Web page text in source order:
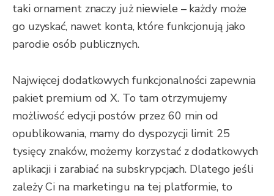
taki ornament znaczy już niewiele – każdy może
go uzyskać, nawet konta, które funkcjonują jako
parodie osób publicznych.
Najwięcej dodatkowych funkcjonalności zapewnia
pakiet premium od X. To tam otrzymujemy
możliwość edycji postów przez 60 min od
opublikowania, mamy do dyspozycji limit 25
tysięcy znaków, możemy korzystać z dodatkowych
aplikacji i zarabiać na subskrypcjach. Dlatego jeśli
zależy Ci na marketingu na tej platformie, to